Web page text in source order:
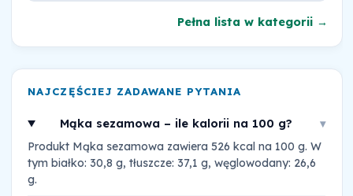
Pełna lista w kategorii →
NAJCZĘŚCIEJ ZADAWANE PYTANIA
Mąka sezamowa – ile kalorii na 100 g? ▾
Produkt Mąka sezamowa zawiera 526 kcal na 100 g. W
tym białko: 30,8 g, tłuszcze: 37,1 g, węglowodany: 26,6
g.